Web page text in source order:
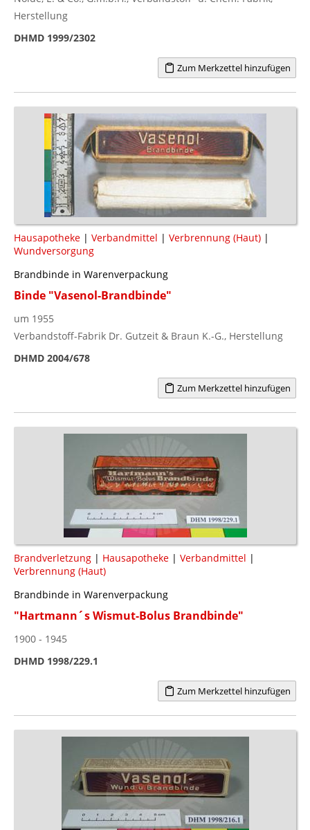
Herstellung
DHMD 1999/2302
Zum Merkzettel hinzufügen
Hausapotheke | Verbandmittel | Verbrennung (Haut) |
Wundversorgung
Brandbinde in Warenverpackung
Binde "Vasenol-Brandbinde"
um 1955
Verbandstoff-Fabrik Dr. Gutzeit & Braun K.-G., Herstellung
DHMD 2004/678
Zum Merkzettel hinzufügen
Brandverletzung | Hausapotheke | Verbandmittel |
Verbrennung (Haut)
Brandbinde in Warenverpackung
"Hartmann´s Wismut-Bolus Brandbinde"
1900 - 1945
DHMD 1998/229.1
Zum Merkzettel hinzufügen